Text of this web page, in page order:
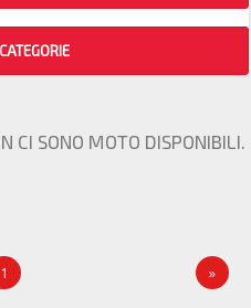
CI SONO MOTO DISPONIBILI.
1 »